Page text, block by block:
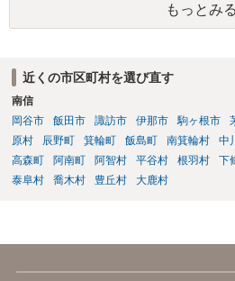
もっとみる
近くの市区町村を選び直す
南信
岡谷市
飯田市 諏訪市 伊那市 駒ヶ根市
原村
辰野町 箕輪町 飯島町 南箕輪村 中
高森町
阿南町 阿智村 平谷村 根羽村 下
泰阜村
喬木村 豊丘村 大鹿村